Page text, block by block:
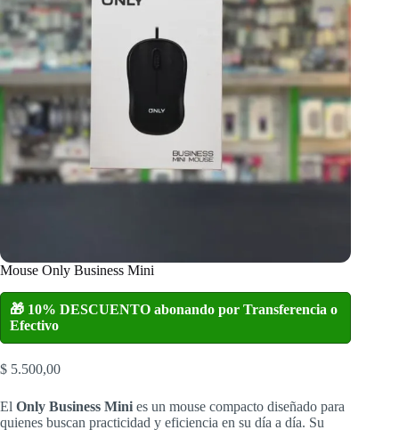
Mouse Only Business Mini
🎁 10% DESCUENTO abonando por Transferencia o
Efectivo
$ 5.500,00
El Only Business Mini es un mouse compacto diseñado para
quienes buscan practicidad y eficiencia en su día a día. Su